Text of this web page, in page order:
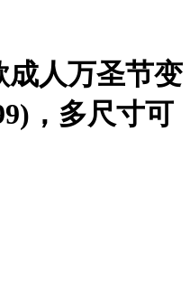
成人万圣节变
，多尺寸可